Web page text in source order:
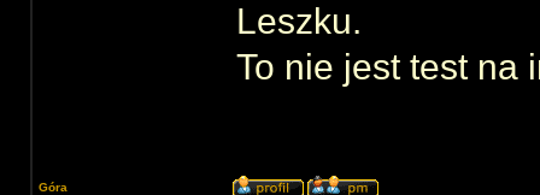
Leszku.
To nie jest test na
Góra